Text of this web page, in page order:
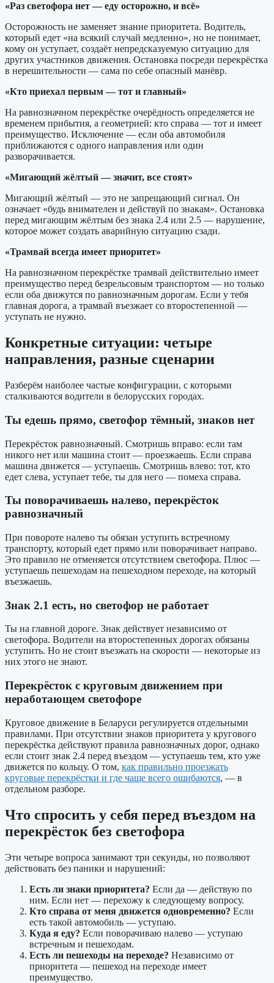
«Раз светофора нет — еду осторожно, и всё»
Осторожность не заменяет знание приоритета. Водитель,
который едет «на всякий случай медленно», но не понимает,
кому он уступает, создаёт непредсказуемую ситуацию для
других участников движения. Остановка посреди перекрёстка
в нерешительности — сама по себе опасный манёвр.
«Кто приехал первым — тот и главный»
На равнозначном перекрёстке очерёдность определяется не
временем прибытия, а геометрией: кто справа — тот и имеет
преимущество. Исключение — если оба автомобиля
приближаются с одного направления или один
разворачивается.
«Мигающий жёлтый — значит, все стоят»
Мигающий жёлтый — это не запрещающий сигнал. Он
означает «будь внимателен и действуй по знакам». Остановка
перед мигающим жёлтым без знака 2.4 или 2.5 — нарушение,
которое может создать аварийную ситуацию сзади.
«Трамвай всегда имеет приоритет»
На равнозначном перекрёстке трамвай действительно имеет
преимущество перед безрельсовым транспортом — но только
если оба движутся по равнозначным дорогам. Если у тебя
главная дорога, а трамвай въезжает со второстепенной —
уступать не нужно.
Конкретные ситуации: четыре
направления, разные сценарии
Разберём наиболее частые конфигурации, с которыми
сталкиваются водители в белорусских городах.
Ты едешь прямо, светофор тёмный, знаков нет
Перекрёсток равнозначный. Смотришь вправо: если там
никого нет или машина стоит — проезжаешь. Если справа
машина движется — уступаешь. Смотришь влево: тот, кто
едет слева, уступает тебе, ты для него — помеха справа.
Ты поворачиваешь налево, перекрёсток
равнозначный
При повороте налево ты обязан уступить встречному
транспорту, который едет прямо или поворачивает направо.
Это правило не отменяется отсутствием светофора. Плюс —
уступаешь пешеходам на пешеходном переходе, на который
въезжаешь.
Знак 2.1 есть, но светофор не работает
Ты на главной дороге. Знак действует независимо от
светофора. Водители на второстепенных дорогах обязаны
уступить. Но не стоит въезжать на скорости — некоторые из
них этого не знают.
Перекрёсток с круговым движением при
неработающем светофоре
Круговое движение в Беларуси регулируется отдельными
правилами. При отсутствии знаков приоритета у кругового
перекрёстка действуют правила равнозначных дорог, однако
если стоит знак 2.4 перед въездом — уступаешь тем, кто уже
движется по кольцу. О том, как правильно проезжать
круговые перекрёстки и где чаще всего ошибаются, — в
отдельном разборе.
Что спросить у себя перед въездом на
перекрёсток без светофора
Эти четыре вопроса занимают три секунды, но позволяют
действовать без паники и нарушений:
Есть ли знаки приоритета? Если да — действую по
ним. Если нет — перехожу к следующему вопросу.
Кто справа от меня движется одновременно? Если
есть такой автомобиль — уступаю.
Куда я еду? Если поворачиваю налево — уступаю
встречным и пешеходам.
Есть ли пешеходы на переходе? Независимо от
приоритета — пешеход на переходе имеет
преимущество.